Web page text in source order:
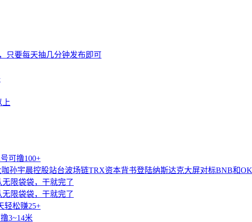
只要每天抽几分钟发布即可
上
可撸100+
孙宇晨控股站台波场链TRX资本背书登陆纳斯达克大屏对标BNB和
限袋袋，干就完了
限袋袋，干就完了
轻松赚25+
3~14米